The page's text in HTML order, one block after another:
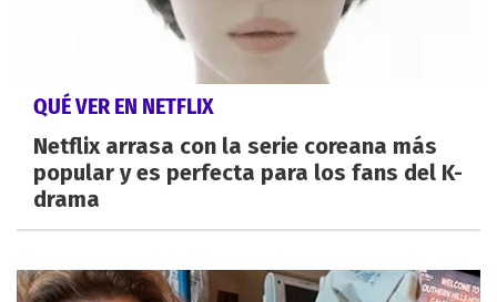
QUÉ VER EN NETFLIX
Netflix arrasa con la serie coreana más
popular y es perfecta para los fans del K-
drama